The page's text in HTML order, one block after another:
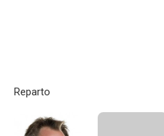
Reparto